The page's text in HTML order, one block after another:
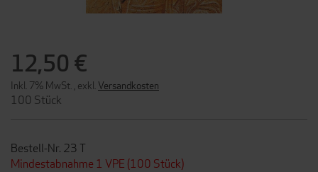
12,50 €
Inkl. 7% MwSt. exkl. Versandkosten
100 Stück
Bestell-Nr. 23 T
Mindestabnahme 1 VPE (100 Stück)
SPRINGEN